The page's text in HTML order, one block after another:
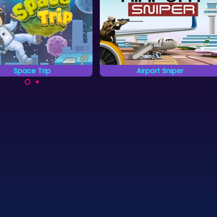
Space Trip Airport Sniper